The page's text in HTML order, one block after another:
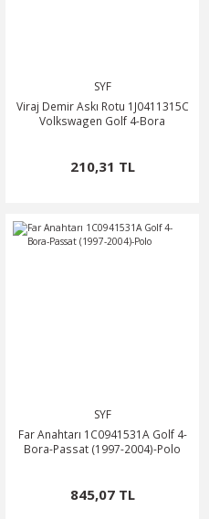
SYF
Viraj Demir Askı Rotu 1J0411315C
Volkswagen Golf 4-Bora
210,31 TL
SYF
Far Anahtarı 1C0941531A Golf 4-
Bora-Passat (1997-2004)-Polo
845,07 TL